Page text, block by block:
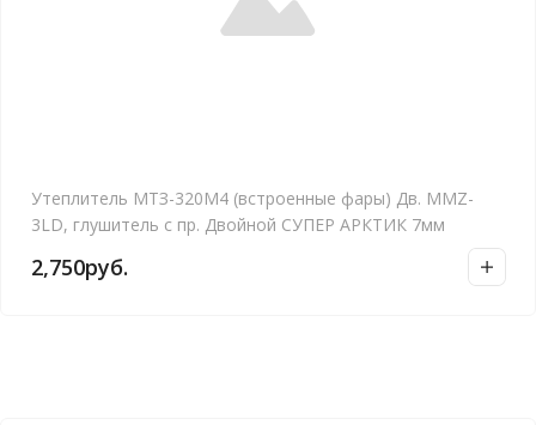
Утеплитель МТЗ-320М4 (встроенные фары) Дв. MMZ-
3LD, глушитель с пр. Двойной СУПЕР АРКТИК 7мм
2,750руб.